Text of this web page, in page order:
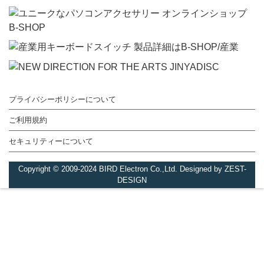
プライバシーポリシーについて
ご利用規約
セキュリティーについて
Copyright © 2009-2024 BIRD Electron Co.,Ltd. Designed by ZEST-
DESIGN